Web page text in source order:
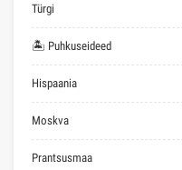
Türgi
🏝 Puhkuseideed
Hispaania
Moskva
Prantsusmaa